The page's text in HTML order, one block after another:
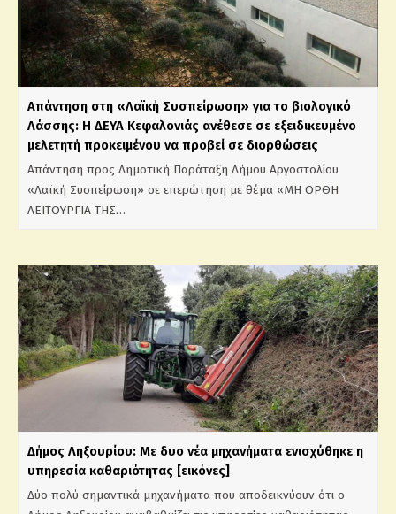
Απάντηση στη «Λαϊκή Συσπείρωση» για το βιολογικό
Λάσσης: Η ΔΕΥΑ Κεφαλονιάς ανέθεσε σε εξειδικευμένο
μελετητή προκειμένου να προβεί σε διορθώσεις
Απάντηση προς Δημοτική Παράταξη Δήμου Αργοστολίου
«Λαϊκή Συσπείρωση» σε επερώτηση με θέμα «ΜΗ ΟΡΘΗ
ΛΕΙΤΟΥΡΓΙΑ ΤΗΣ…
Δήμος Ληξουρίου: Με δυο νέα μηχανήματα ενισχύθηκε η
υπηρεσία καθαριότητας [εικόνες]
Δύο πολύ σημαντικά μηχανήματα που αποδεικνύουν ότι ο